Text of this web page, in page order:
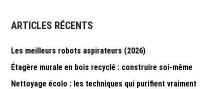
ARTICLES RÉCENTS
Les meilleurs robots aspirateurs (2026)
Étagère murale en bois recyclé : construire soi-même
Nettoyage écolo : les techniques qui purifient vraiment